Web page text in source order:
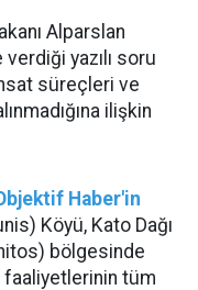
Alparslan
verdiği yazılı soru
süreçleri ve
ilişkin
Haber'in
Köyü, Kato Dağı
bölgesinde
tüm